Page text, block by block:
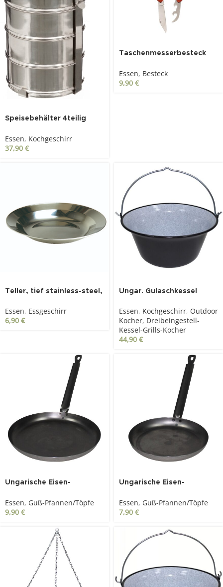
Speisebehälter 4teilig
Essen, Kochgeschirr
37,90 €
Taschenmesserbesteck
Essen, Besteck
9,90 €
Teller, tief stainless-steel,
Essen, Essgeschirr
6,90 €
Ungar. Gulaschkessel
Essen, Kochgeschirr, Outdoor
Kocher, Dreibeingestell-
Kessel-Grills-Kocher
44,90 €
Ungarische Eisen-
Griff,
Essen, Guß-Pfannen/Töpfe
9,90 €
Ungarische Eisen-
Essen, Guß-Pfannen/Töpfe
7,90 €